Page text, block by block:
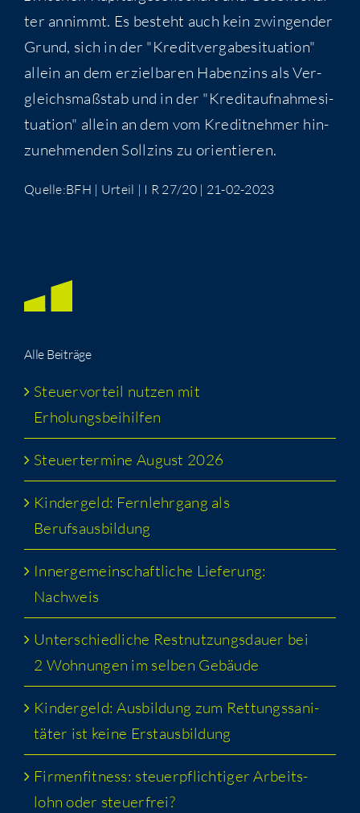
ter annimmt. Es besteht auch kein zwin­gen­der
Grund, sich in der "Kre­dit­ver­ga­be­si­tua­ti­on"
allein an dem erziel­ba­ren Haben­zins als Ver­
gleichs­maß­stab und in der "Kre­dit­auf­nah­me­si­
tua­ti­on" allein an dem vom Kre­dit­neh­mer hin­
zu­neh­men­den Soll­zins zu orientieren.
Quelle:BFH | Urteil | I R 27/20 | 21-02-2023
Alle Bei­trä­ge
Steu­er­vor­teil nut­zen mit
Erholungsbeihilfen
Steu­er­ter­mi­ne August 2026
Kin­der­geld: Fern­lehr­gang als
Berufsausbildung
Inner­ge­mein­schaft­li­che Lie­fe­rung:
Nachweis
Unter­schied­li­che Rest­nut­zungs­dau­er bei
2 Woh­nun­gen im sel­ben Gebäude
Kin­der­geld: Aus­bil­dung zum Ret­tungs­sa­ni­
tä­ter ist kei­ne Erstausbildung
Fir­men­fit­ness: steu­er­pflich­ti­ger Arbeits­
lohn oder steuerfrei?